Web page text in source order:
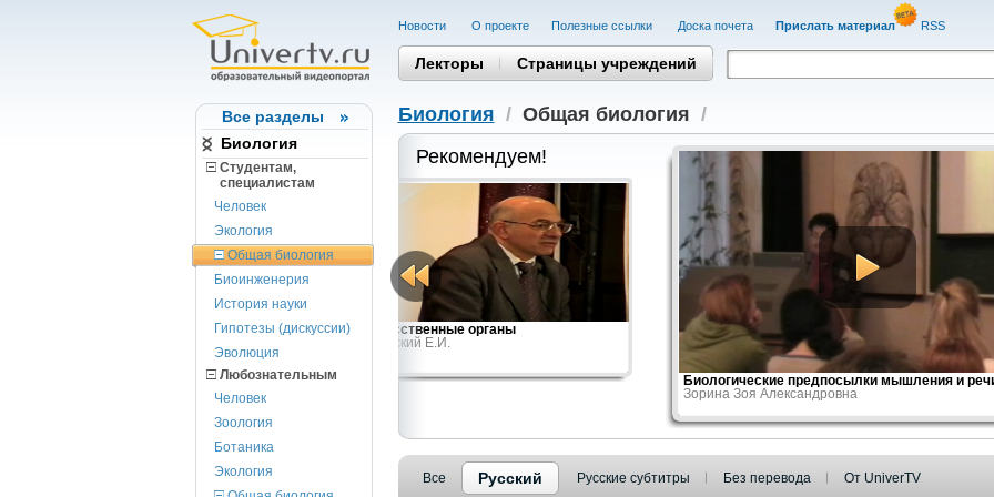
Все разделы
Биология
Студентам,
cпециалистам
Человек
Экология
Общая биология
Биоинженерия
История науки
Гипотезы (дискуссии)
Эволюция
Любознательным
Человек
Зоология
Ботаника
Экология
Новости О проекте Полезные cсылки Доска почета Прислать материал RSS
Лекторы Страницы учреждений
Биология / Общая биология /
Рекомендуем!
Инфракрасный мир глазами биофизика
Искусственные органы
Маевский Е.И.
Биологические предпосылки мышления и
Зорина Зоя Александровна
Все Русский Русские субтитры Без перевода От UniverTV